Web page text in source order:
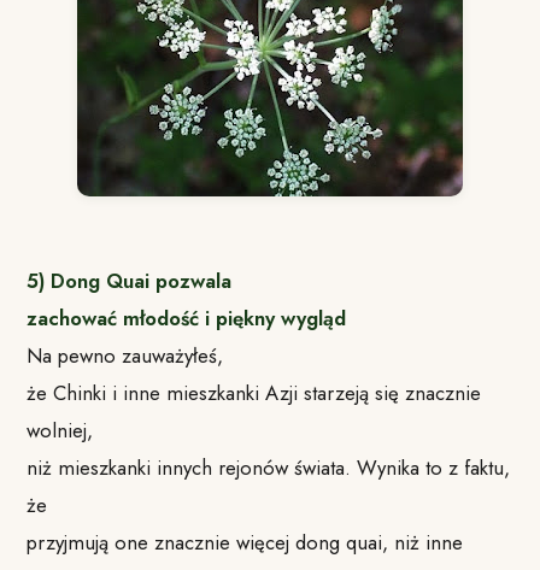
5) Dong Quai pozwala
zachować młodość i piękny wygląd
Na pewno zauważyłeś,
że Chinki i inne mieszkanki Azji starzeją się znacznie
wolniej,
niż mieszkanki innych rejonów świata. Wynika to z faktu,
że
przyjmują one znacznie więcej dong quai, niż inne